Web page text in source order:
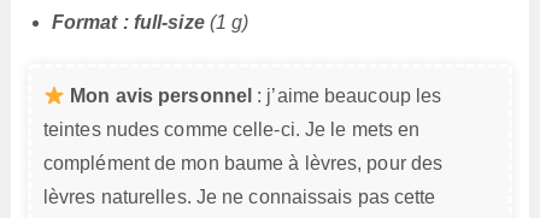
Format : full-size (1 g)
Mon avis personnel : j’aime beaucoup les
teintes nudes comme celle-ci. Je le mets en
complément de mon baume à lèvres, pour des
lèvres naturelles. Je ne connaissais pas cette